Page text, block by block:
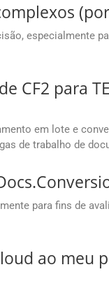
especialmente
CF2 para
em lote e
de trabalho de
para fins de
ao meu